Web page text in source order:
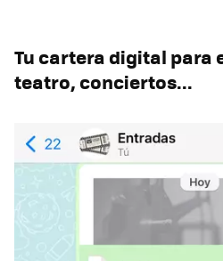
Tu cartera digital para
teatro, conciertos...